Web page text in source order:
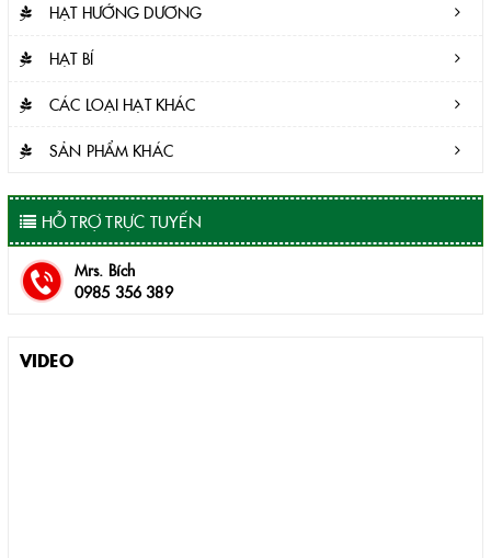
HẠT HƯỚNG DƯƠNG
HẠT BÍ
CÁC LOẠI HẠT KHÁC
SẢN PHẨM KHÁC
HỖ TRỢ TRỰC TUYẾN
Mrs. Bích
0985 356 389
VIDEO